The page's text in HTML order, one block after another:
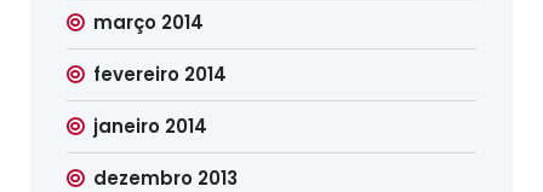
março 2014
fevereiro 2014
janeiro 2014
dezembro 2013